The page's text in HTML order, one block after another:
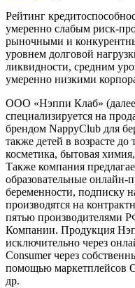
Рейтинг
умеренно слабым риск-
рыночными и
уровнем долговой
ликвидности, средним
умеренно низкими
ООО «Нэппи Клаб»
специализируется на
брендом NappyClub для
также детей в возрасте до
косметика, бытовая
Также компания
образовательные
беременности, подписку
производятся на
пятью производителями
Компании. Продукция
исключительно через
Consumer через
помощью маркетплейсов
др.